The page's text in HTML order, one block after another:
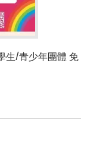
生/青少年團體 免